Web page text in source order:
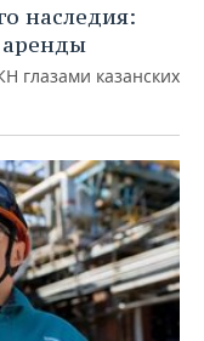
наследия:
глазами казанских